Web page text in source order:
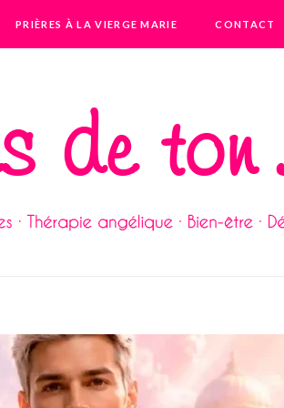
PRIÈRES À LA VIERGE MARIE CONTACT